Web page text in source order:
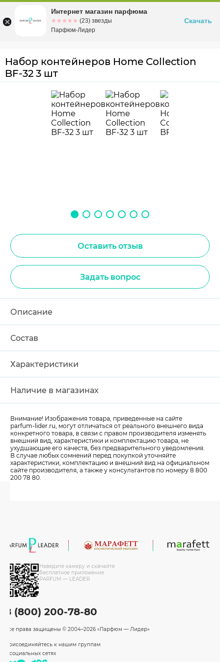
Омскул. Заозерная, 11, к. 1
Набор контейнеров Home Collection
BF-32 3 шт
Оставить отзыв
Задать вопрос
Описание
Состав
Характеристики
Наличие в магазинах
Внимание! Изображения товара, приведенные на сайте
parfum-lider.ru, могут отличаться от реального внешнего вида
конкретного товара, в связи с правом производителя изменять
внешний вид, характеристики и комплектацию товара, не
ухудшающие его качеств, без предварительного уведомления.
В случае любых сомнений перед покупкой уточняйте
характеристики, комплектацию и внешний вид на официальном
сайте производителя, а также у консультантов по номеру 8 800
200 78 80.
Наведите камеру и скачайте
бесплатное приложение
PARFUM — LEADER
8 (800) 200-78-80
Все права защищены © 2004–2026 «Парфюм — Лидер»
Присоединяйтесь к нашим группам
в социальных сетях
Интернет магазин парфюма
☆☆☆☆☆
★★★★★ (23) звезды
Парфюм-Лидер
Скачать